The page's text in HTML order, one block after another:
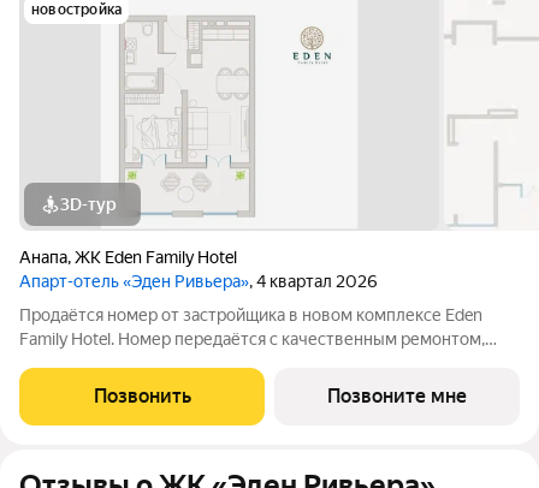
новостройка
3D-тур
Анапа,ЖК Eden Family Hotel
Апарт-отель «Эден Ривьера», 4 квартал 2026
Продаётся номер от застройщика в новом комплексе Eden
Family Hotel. Номер передаётся с качественным ремонтом,
заселению или сдаче в аренду. Прямая продажа от
застройщика, прозрачные условия,
Позвонить Позвоните мне